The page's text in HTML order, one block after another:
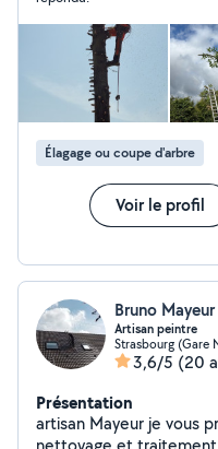
Élagage ou coupe d'arbre
Voir le profil
Bruno
Artisan peintre
Strasbourg (Gare
3,6/5 (20
Présentation
artisan Mayeur je vous